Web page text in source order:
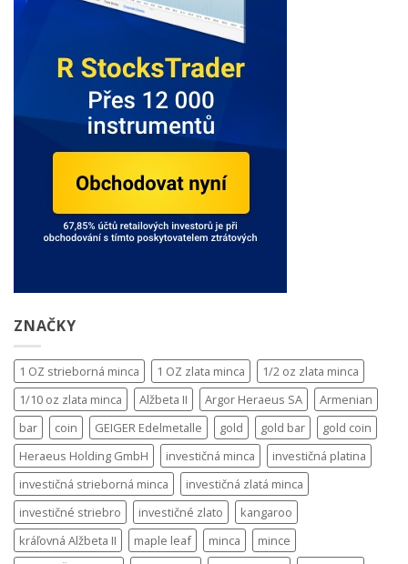
ZNAČKY
1 OZ strieborná minca 1 OZ zlata minca
1/2 oz zlata minca
1/10 oz zlata minca
Alžbeta II Argor Heraeus SA
Armenian
bar
coin GEIGER Edelmetalle gold gold bar
gold coin
Heraeus Holding GmbH
investičná minca
investičná platina
investičná strieborná minca
investičná zlatá minca
investičné striebro
investičné zlato
kangaroo
kráľovná Alžbeta II
maple leaf minca
mince